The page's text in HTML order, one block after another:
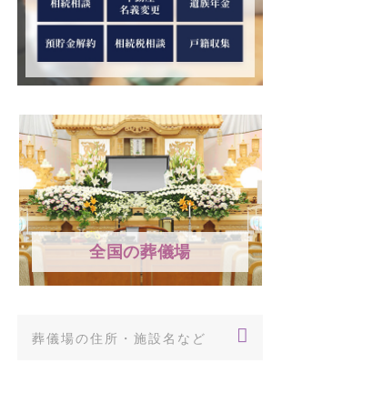
6
チベット仏教で行われる
鳥葬は日本でもできる？
鳥葬を行う理由を解説！
日本では主に火葬を行いま
全国の葬儀場